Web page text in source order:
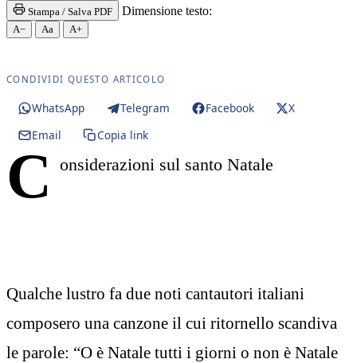
Stampa / Salva PDF Dimensione testo:
A− Aa A+
CONDIVIDI QUESTO ARTICOLO
WhatsApp Telegram Facebook
X
Email
Copia link
C onsiderazioni sul santo Natale
Qualche lustro fa due noti cantautori italiani
composero una canzone il cui ritornello scandiva
le parole: “O è Natale tutti i giorni o non è Natale